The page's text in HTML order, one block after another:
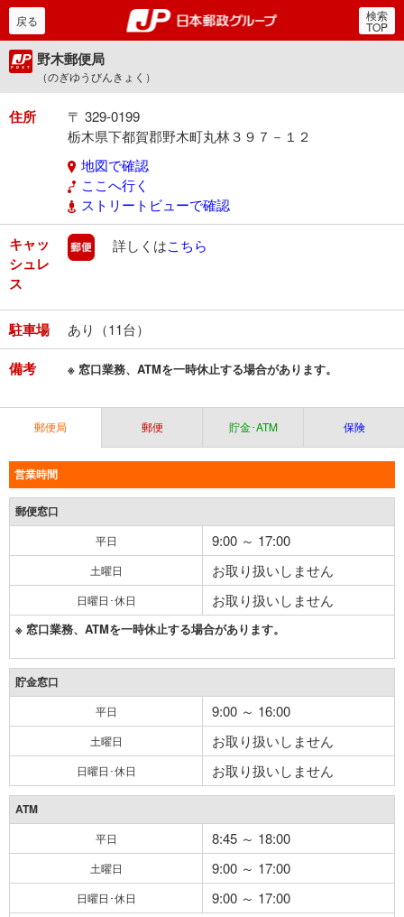
郵便局・日本郵政グルー
戻る 検索
TOP
野木郵便局
（のぎゆうびんきょく）
住所
〒 329-0199
栃木県下都賀郡野木町丸林３９７－１２
地図で確認
ここへ行く
ストリートビューで確認
キャッ
シュレ
ス
郵便
詳しくはこちら
駐車場 あり（11台）
備考 ※ 窓口業務、ATMを一時休止する場合があります。
郵便局 郵便 貯金･ATM 保険
営業時間
郵便窓口
平日 9:00 ～ 17:00
土曜日 お取り扱いしません
日曜日･休日 お取り扱いしません
※ 窓口業務、ATMを一時休止する場合があります。
貯金窓口
平日 9:00 ～ 16:00
土曜日 お取り扱いしません
日曜日･休日 お取り扱いしません
ATM
平日 8:45 ～ 18:00
土曜日 9:00 ～ 17:00
日曜日･休日 9:00 ～ 17:00